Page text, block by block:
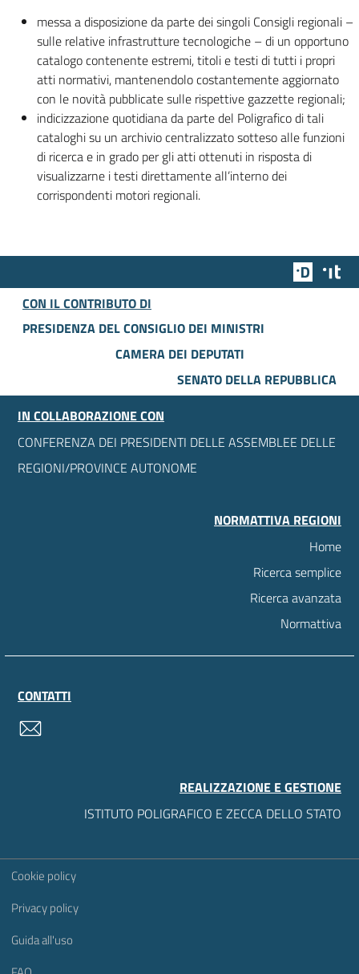
messa a disposizione da parte dei singoli Consigli regionali –
sulle relative infrastrutture tecnologiche – di un opportuno
catalogo contenente estremi, titoli e testi di tutti i propri
atti normativi, mantenendolo costantemente aggiornato
con le novità pubblicate sulle rispettive gazzette regionali;
indicizzazione quotidiana da parte del Poligrafico di tali
cataloghi su un archivio centralizzato sotteso alle funzioni
di ricerca e in grado per gli atti ottenuti in risposta di
visualizzarne i testi direttamente all’interno dei
corrispondenti motori regionali.
Team
CON IL CONTRIBUTO DI
PRESIDENZA DEL CONSIGLIO DEI MINISTRI
CAMERA DEI DEPUTATI
SENATO DELLA REPUBBLICA
IN COLLABORAZIONE CON
CONFERENZA DEI PRESIDENTI DELLE ASSEMBLEE DELLE
REGIONI/PROVINCE AUTONOME
NORMATTIVA REGIONI
Home
Ricerca semplice
Ricerca avanzata
Normattiva
CONTATTI
REALIZZAZIONE E GESTIONE
ISTITUTO POLIGRAFICO E ZECCA DELLO STATO
Sezione Link Utili
Cookie policy
Privacy policy
Guida all'uso